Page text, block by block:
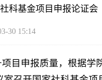
科基金项目申报论证会
30 15:14
目申报质量，根据学